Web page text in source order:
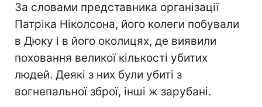
За словами представника організації
Патріка Ніколсона, його колеги побували
в Дюку і в його околицях, де виявили
поховання великої кількості убитих
людей. Деякі з них були убиті з
вогнепальної зброї, інші ж зарубані.